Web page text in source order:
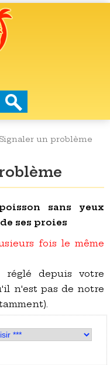
Signaler un problème
sans yeux
ses proies
fois le même
depuis votre
n'est pas de notre